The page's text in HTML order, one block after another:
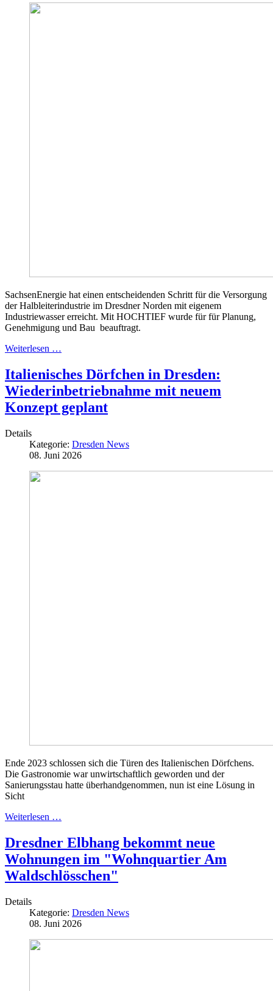
SachsenEnergie hat einen entscheidenden Schritt für die Versorgung
der Halbleiterindustrie im Dresdner Norden mit eigenem
Industriewasser erreicht. Mit HOCHTIEF wurde für für Planung,
Genehmigung und Bau beauftragt.
Weiterlesen …
Italienisches Dörfchen in Dresden:
Wiederinbetriebnahme mit neuem
Konzept geplant
Details
Kategorie: Dresden News
08. Juni 2026
Ende 2023 schlossen sich die Türen des Italienischen Dörfchens.
Die Gastronomie war unwirtschaftlich geworden und der
Sanierungsstau hatte überhandgenommen, nun ist eine Lösung in
Sicht
Weiterlesen …
Dresdner Elbhang bekommt neue
Wohnungen im "Wohnquartier Am
Waldschlösschen"
Details
Kategorie: Dresden News
08. Juni 2026